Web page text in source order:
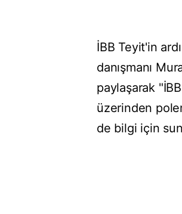
İBB Teyit'in
danışmanı
paylaşarak
üzerinden
de bilgi için